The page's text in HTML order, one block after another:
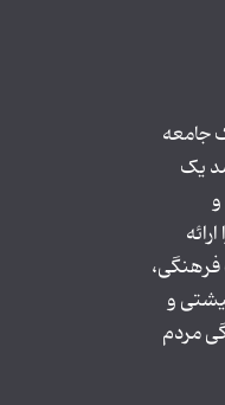
جامعه
یک
و
مردم